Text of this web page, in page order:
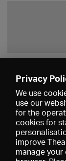
Privacy
We use
use our
for the
cookies for
improve
manage